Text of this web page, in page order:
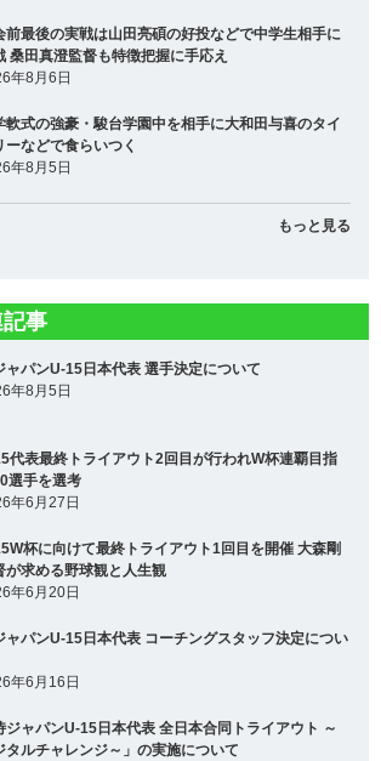
前最後の実戦は山田亮碩の好投などで中学生相手に
桑田真澄監督も特徴把握に手応え
年8月6日
軟式の強豪・駿台学園中を相手に大和田与喜のタイ
ーなどで食らいつく
年8月5日
もっと見る
事
ャパンU-15日本代表 選手決定について
年8月5日
代表最終トライアウト2回目が行われW杯連覇目指
選手を選考
年6月27日
杯に向けて最終トライアウト1回目を開催 大森剛
が求める野球観と人生観
年6月20日
ャパンU-15日本代表 コーチングスタッフ決定につい
年6月16日
ジャパンU-15日本代表 全日本合同トライアウト ～
タルチャレンジ～」の実施について